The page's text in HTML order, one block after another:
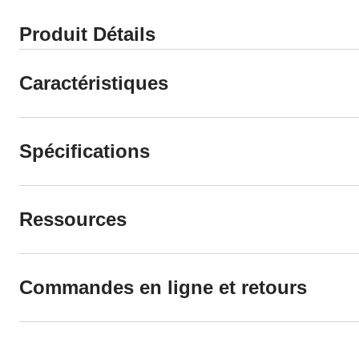
Produit Détails
Caractéristiques
Spécifications
Ressources
Commandes en ligne et retours